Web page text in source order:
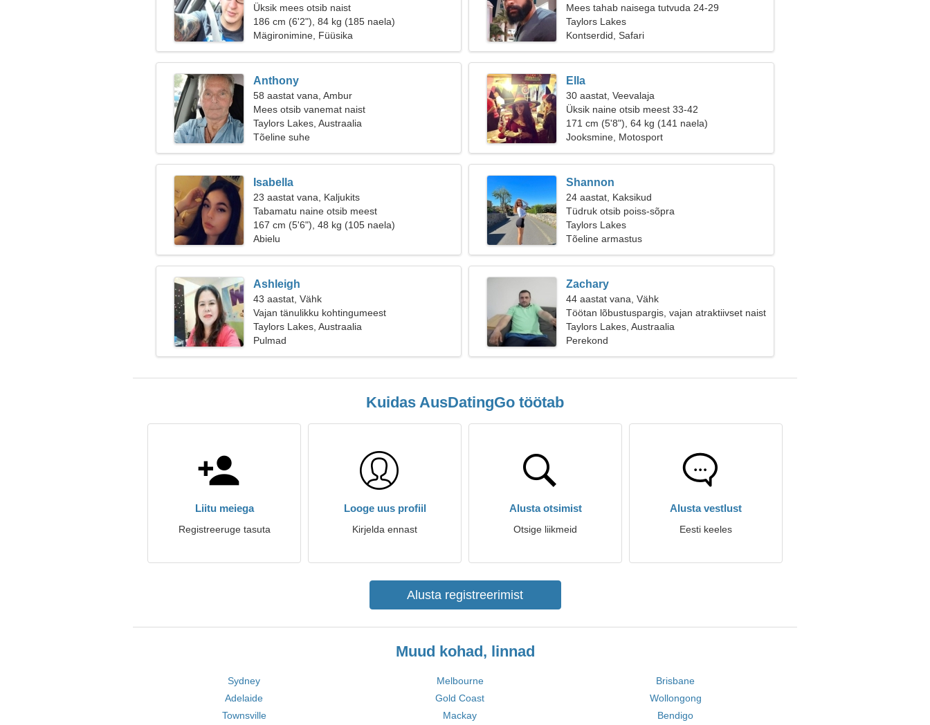
Üksik mees otsib naist
186 cm (6'2"), 84 kg (185 naela)
Mägironimine, Füüsika
Mees tahab naisega tutvuda 24-29
Taylors Lakes
Kontserdid, Safari
Anthony
58 aastat vana, Ambur
Mees otsib vanemat naist
Taylors Lakes, Austraalia
Tõeline suhe
Ella
30 aastat, Veevalaja
Üksik naine otsib meest 33-42
171 cm (5'8"), 64 kg (141 naela)
Jooksmine, Motosport
Isabella
23 aastat vana, Kaljukits
Tabamatu naine otsib meest
167 cm (5'6"), 48 kg (105 naela)
Abielu
Shannon
24 aastat, Kaksikud
Tüdruk otsib poiss-sõpra
Taylors Lakes
Tõeline armastus
Ashleigh
43 aastat, Vähk
Vajan tänulikku kohtingumeest
Taylors Lakes, Austraalia
Pulmad
Zachary
44 aastat vana, Vähk
Töötan lõbustuspargis, vajan atraktiivset naist
Taylors Lakes, Austraalia
Perekond
Kuidas AusDatingGo töötab
Liitu meiega
Registreeruge tasuta
Looge uus profiil
Kirjelda ennast
Alusta otsimist
Otsige liikmeid
Alusta vestlust
Eesti keeles
Alusta registreerimist
Muud kohad, linnad
Sydney Melbourne
Brisbane
Adelaide
Gold Coast
Wollongong
Townsville
Mackay Bendigo